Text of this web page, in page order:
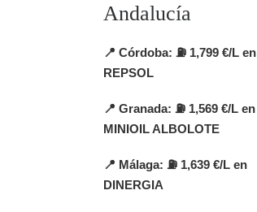
Andalucía
📍 Córdoba: ⛽ 1,799 €/L en
REPSOL
📍 Granada: ⛽ 1,569 €/L en
MINIOIL ALBOLOTE
📍 Málaga: ⛽ 1,639 €/L en
DINERGIA